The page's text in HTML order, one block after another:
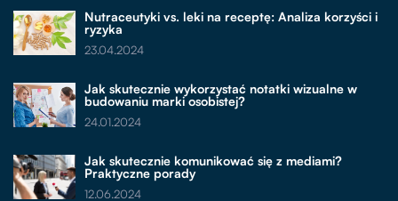
Nutraceutyki vs. leki na receptę: Analiza korzyści i
ryzyka
23.04.2024
Jak skutecznie wykorzystać notatki wizualne w
budowaniu marki osobistej?
24.01.2024
Jak skutecznie komunikować się z mediami?
Praktyczne porady
12.06.2024